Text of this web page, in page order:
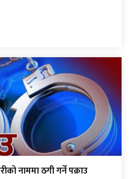
नाममा ठगी गर्ने पक्राउ